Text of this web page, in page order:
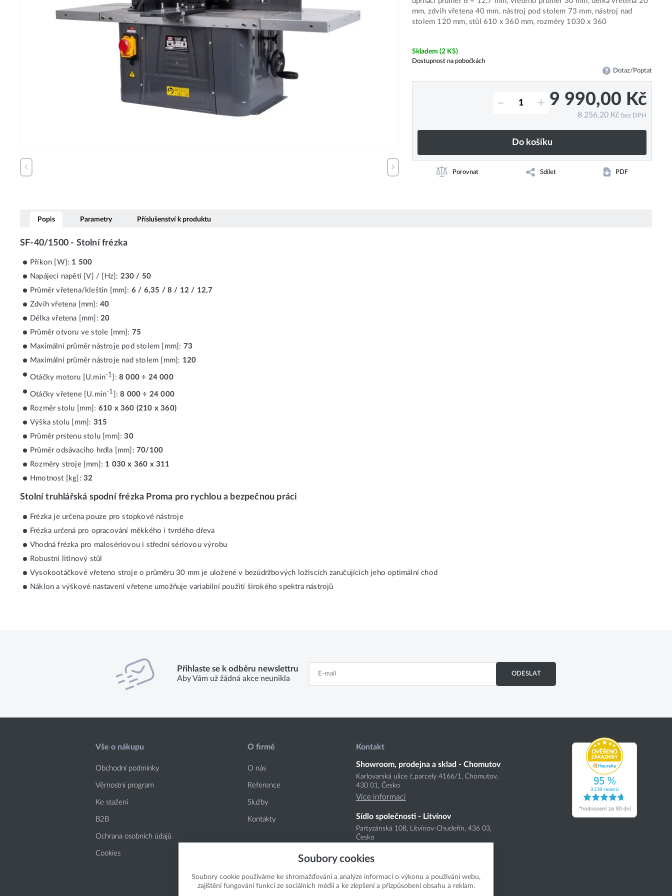
mm, zdvih vřetena 40 mm, nástroj pod stolem 73 mm, nástroj nad
stolem 120 mm, stůl 610 x 360 mm, rozměry 1030 x 360
Skladem (2 KS)
Dostupnost na pobočkách
Dotaz/Poptat
– + 9 990,00 Kč
8 256,20 Kč bez DPH
Do košíku
Porovnat Sdílet PDF
Popis Parametry Příslušenství k produktu
SF-40/1500 - Stolní frézka
Příkon [W]: 1 500
Napájecí napětí [V] / [Hz]: 230 / 50
Průměr vřetena/kleštin [mm]: 6 / 6,35 / 8 / 12 / 12,7
Zdvih vřetena [mm]: 40
Délka vřetena [mm]: 20
Průměr otvoru ve stole [mm]: 75
Maximální průměr nástroje pod stolem [mm]: 73
Maximální průměr nástroje nad stolem [mm]: 120
Otáčky motoru [U.min-1 ]:8 000 ÷ 24 000
Otáčky vřetene [U.min-1 ]:8 000 ÷ 24 000
Rozměr stolu [mm]: 610 x 360 (210 x 360)
Výška stolu [mm]: 315
Průměr prstenu stolu [mm]:30
Průměr odsávacího hrdla [mm]: 70/100
Rozměry stroje [mm]: 1 030 x 360 x 311
Hmotnost [kg]: 32
Stolní truhlářská spodní frézka Proma pro rychlou a bezpečnou práci
Frézka je určena pouze pro stopkové nástroje
Frézka určená pro opracování měkkého i tvrdého dřeva
Vhodná frézka pro malosériovou i střední sériovou výrobu
Robustní litinový stůl
Vysokootáčkové vřeteno stroje o průměru 30 mm je uložené v bezúdržbových ložiscích zaručujících jeho optimální chod
Náklon a výškové nastavení vřetene umožňuje variabilní použití širokého spektra nástrojů
Přihlaste se k odběru newslettru
Aby Vám už žádná akce neunikla
ODESLAT
Vše o nákupu
Obchodní podmínky
Věrnostní program
Ke stažení
B2B
Ochrana osobních údajů
Cookies
O firmě
O nás
Reference
Služby
Kontakty
Kontakt
Showroom, prodejna a sklad - Chomutov
Karlovarská ulice č.parcely 4166/1, Chomutov,
430 01, Česko
Více informací
Sídlo společnosti - Litvínov
Partyzánská 108, Litvínov-Chudeřín, 436 03,
Česko
Soubory cookies
Soubory cookie používáme ke shromažďování a analýze informací o výkonu a používání webu,
zajištění fungování funkcí ze sociálních médií a ke zlepšení a přizpůsobení obsahu a reklam.